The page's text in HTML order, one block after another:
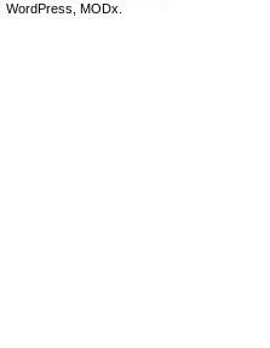
WordPress, MODx.